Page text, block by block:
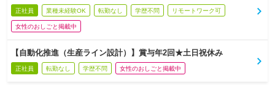
正社員 業種未経験OK 転勤なし 学歴不問 リモートワーク可
女性のおしごと掲載中
【自動化推進（生産ライン設計）】賞与年2回★土日祝休み
正社員 転勤なし 学歴不問 女性のおしごと掲載中